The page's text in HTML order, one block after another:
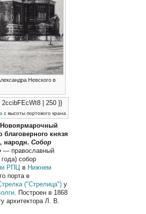
Невского в
2ccibFEcWt8 | 250 }}
с высоты портового крана
Новоярмарочный
князя
народн.Собор
— православный
собор
РПЦ в Нижнем
порта в
("Стрелица") у
. Построен в 1868
архитектора Л. В.